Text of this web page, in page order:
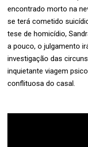
encontrado morto na
se terá cometido
tese de homicídio,
a pouco, o julgamento
investigação das
inquietante viagem
conflituosa do casal.